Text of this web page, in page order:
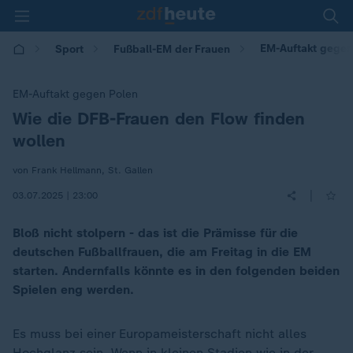
Sport Fußball-EM der Frauen EM-Auftakt
EM-Auftakt gegen Polen
:
Wie die DFB-Frauen den Flow finden
wollen
von Frank Hellmann, St. Gallen
03.07.2025 | 23:00
Bloß nicht stolpern - das ist die Prämisse für die
deutschen Fußballfrauen, die am Freitag in die EM
starten. Andernfalls könnte es in den folgenden beiden
Spielen eng werden.
Es muss bei einer Europameisterschaft nicht alles